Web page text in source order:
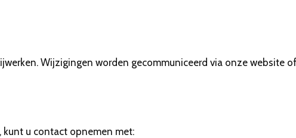
Wijzigingen worden gecommuniceerd via onze website
kunt u contact opnemen met: